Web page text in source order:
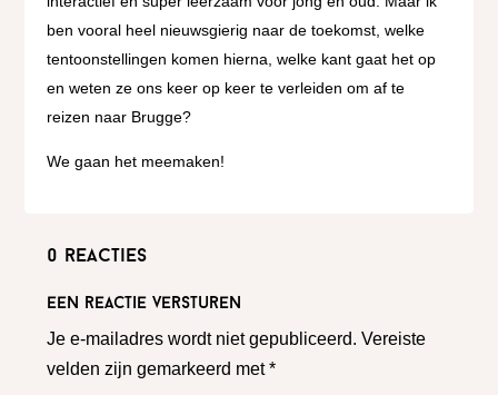
ben vooral heel nieuwsgierig naar de toekomst, welke
tentoonstellingen komen hierna, welke kant gaat het op
en weten ze ons keer op keer te verleiden om af te
reizen naar Brugge?
We gaan het meemaken!
0 reacties
Een reactie versturen
Je e-mailadres wordt niet gepubliceerd. Vereiste
velden zijn gemarkeerd met*